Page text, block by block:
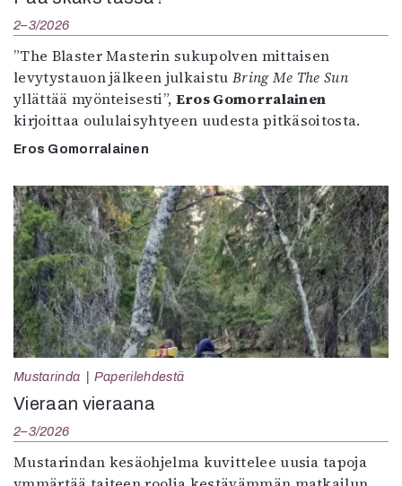
2–3/2026
”The Blaster Masterin sukupolven mittaisen
levytystauon jälkeen julkaistu Bring Me The Sun
yllättää myönteisesti”, Eros Gomorralainen
kirjoittaa oululaisyhtyeen uudesta pitkäsoitosta.
Eros Gomorralainen
Mustarinda Paperilehdestä
Vieraan vieraana
2–3/2026
Mustarindan kesäohjelma kuvittelee uusia tapoja